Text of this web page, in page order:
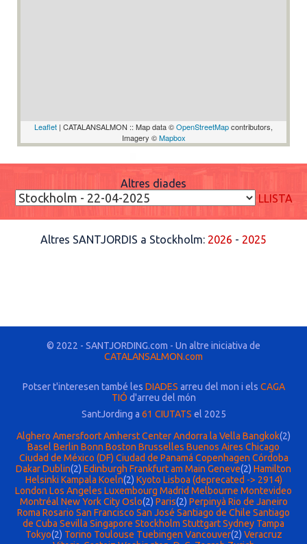
Leaflet | CATALANSALMON :: Map data ©OpenStreetMapcontributors,
Imagery ©Mapbox
Altres diades
LLISTA
Altres SANTJORDIS a Stockholm: 2026 - 2025
© 2022 - SANTJORDING.com - Un altre iniciativa de
CATALANSALMON.com
Potser t'interesen també les DIADES arreu del mon i els CAGA
TIÓ d'arreu del món
SantJording a 61 CIUTATS el 2025
Alghero AmersfoortAmherst CenterAndorra la Vella Bangkok(2)
Basel Berlin Bonn Boston Brusselles Buenos Aires Chicago
Ciudad de México (DF) Ciudad de Panamá Copenhagen Córdoba
DakarDublin(2) Edinburgh Frankfurt am Main Geneve(2) Hamilton
Helsinki Kampala Koeln(2) Kyoto Lisboa (deprecated -> 2914)
London Los Angeles Luxembourg Madrid Melbourne Montevideo
Montréal New York City Oslo(2) Paris(2) Perpinyà Rio de Janeiro
Roma Rosario San Francisco San José Santiago de Chile Santiago
de Cuba Sevilla Singapore Stockholm StuttgartSydney Tampa
Tokyo(2) Torino Toulouse Tuebingen Vancouver(2) Veracruz